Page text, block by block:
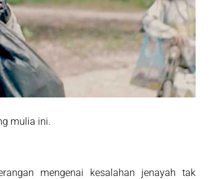
mulia ini.
mengenai kesalahan jenayah tak